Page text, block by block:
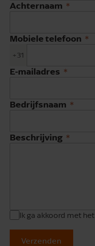
Achternaam
Mobiele telefoon
+31
E-mailadres
Bedrijfsnaam
Beschrijving
Ik ga akkoord met het
Verzenden